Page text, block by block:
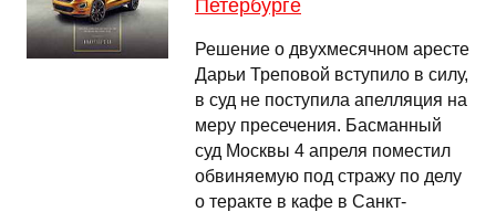
Петербурге
Решение о двухмесячном аресте
Дарьи Треповой вступило в силу,
в суд не поступила апелляция на
меру пресечения. Басманный
суд Москвы 4 апреля поместил
обвиняемую под стражу по делу
о теракте в кафе в Санкт-